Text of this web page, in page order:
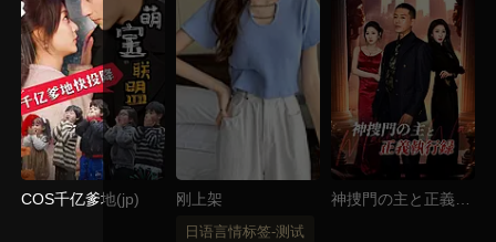
COS千亿爹地(jp) 刚上架
日语言情标签-测试
神捜門の主と正義執